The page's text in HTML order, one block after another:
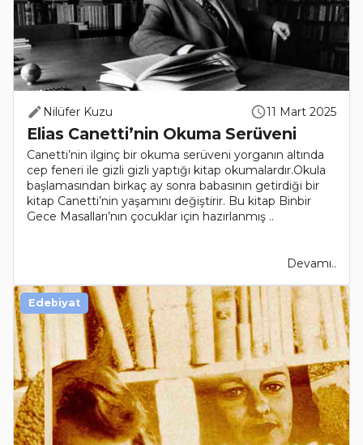
Nilüfer Kuzu 11 Mart 2025
Elias Canetti’nin Okuma Serüveni
Canetti’nin ilginç bir okuma serüveni yorganın altında
cep feneri ile gizli gizli yaptığı kitap okumalardır.Okula
başlamasından birkaç ay sonra babasının getirdiği bir
kitap Canetti’nin yaşamını değiştirir. Bu kitap Binbir
Gece Masalları’nın çocuklar için hazırlanmış ..
Devamı..
Edebiyat